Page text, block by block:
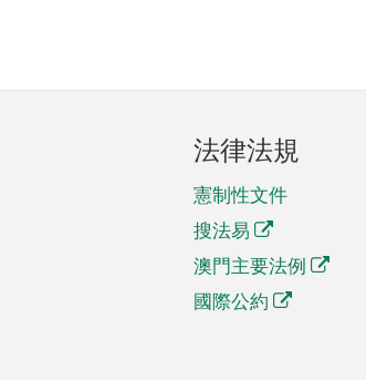
法律法規
憲制性文件
搜法易
澳門主要法例
國際公約